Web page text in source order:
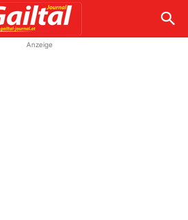
Anzeige